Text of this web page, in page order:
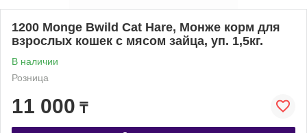
1200 Monge Bwild Cat Hare, Монже корм для
взрослых кошек с мясом зайца, уп. 1,5кг.
В наличии
Розница
11 000 ₸